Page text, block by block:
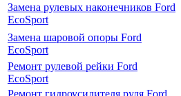
Замена рулевых наконечников Ford
EcoSport
Замена шаровой опоры Ford
EcoSport
Ремонт рулевой рейки Ford
EcoSport
Ремонт гидроусилителя руля Ford